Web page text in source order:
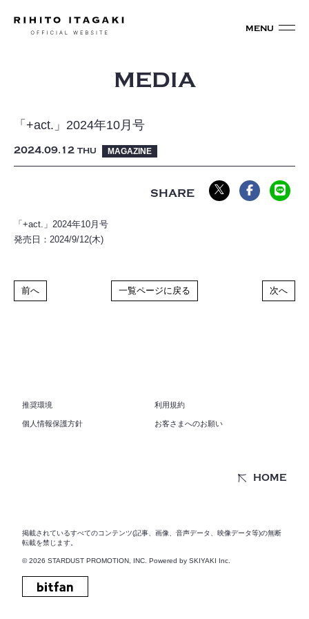
MEDIA
「+act.」2024年10月号
2024 09 12 THU MAGAZINE
「+act.」2024年10月号
発売日：2024/9/12(木)
前へ 一覧ページに戻る 次へ
推奨環境 利用規約
個人情報保護方針 お客さまへのお願い
HOME
掲載されているすべてのコンテンツ(記事、画像、音声データ、映像データ等)の無断
転載を禁じます。
© 2026 STARDUST PROMOTION, INC. Powered by SKIYAKI Inc.